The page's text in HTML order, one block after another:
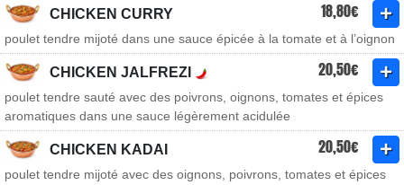
CHICKEN CURRY 18,80€
poulet tendre mijoté dans une sauce épicée à la tomate et à l’oignon
CHICKEN JALFREZI 20,50€
poulet tendre sauté avec des poivrons, oignons, tomates et épices
aromatiques dans une sauce légèrement acidulée
CHICKEN KADAI 20,50€
poulet tendre mijoté avec des oignons, poivrons, tomates et épices